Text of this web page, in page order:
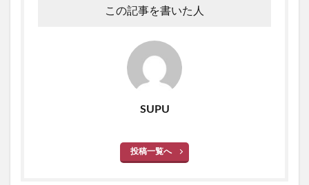
この記事を書いた人
SUPU
投稿一覧へ